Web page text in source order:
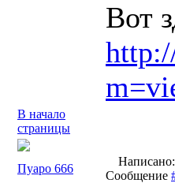
Вот
В начало
страницы
Пуаро 666
Сообщение